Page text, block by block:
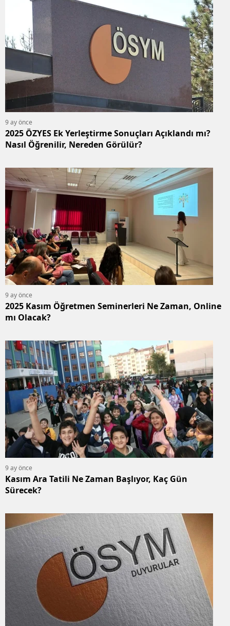
9 ay önce
2025 ÖZYES Ek Yerleştirme Sonuçları Açıklandı mı?
Nasıl Öğrenilir, Nereden Görülür?
9 ay önce
2025 Kasım Öğretmen Seminerleri Ne Zaman, Online
mı Olacak?
9 ay önce
Kasım Ara Tatili Ne Zaman Başlıyor, Kaç Gün
Sürecek?